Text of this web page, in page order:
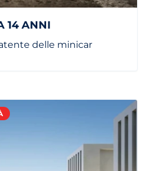
14 ANNI
delle minicar